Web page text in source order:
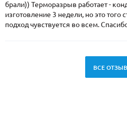
брали)) Терморазрыв работает -
изготовление 3 недели, но это того
подход чувствуется во всем.
ВСЕ